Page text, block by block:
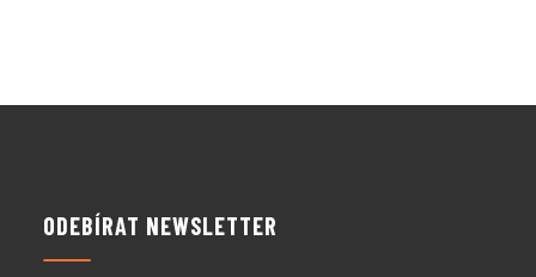
ODEBÍRAT NEWSLETTER